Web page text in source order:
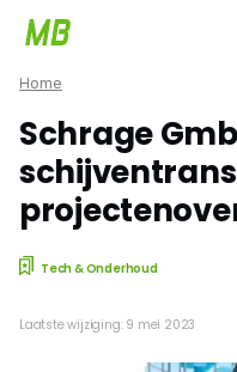
Home
Schrage
Tech & Onderhoud
Laatste wijziging: 9 mei 2023